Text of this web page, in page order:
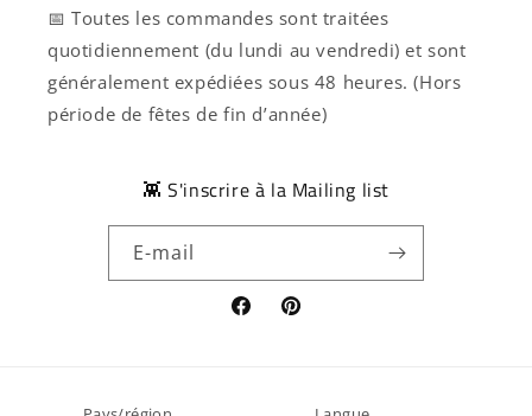
📅 Toutes les commandes sont traitées
quotidiennement (du lundi au vendredi) et sont
généralement expédiées sous 48 heures. (Hors
période de fêtes de fin d’année)
👾 S'inscrire à la Mailing list
E-mail
FacebookPinterest